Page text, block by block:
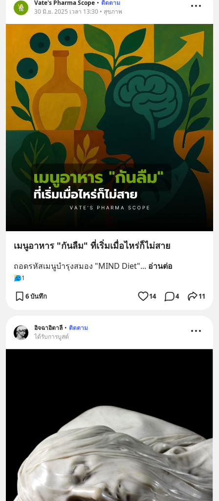
Vate's Pharma Scope • ติดตาม
30 มิ.ย. 2025 เวลา 13:30 • สุขภาพ
เมนูอาหาร "กันลืม" ที่เริ่มเมื่อไหร่ก็ไม่สาย
ถอดรหัสเมนูบำรุงสมอง "MIND Diet"... อ่านต่อ
1
6 บันทึก 14 4 11
อิจฉาอิตาลี • ติดตาม
ได้รับการบูสต์